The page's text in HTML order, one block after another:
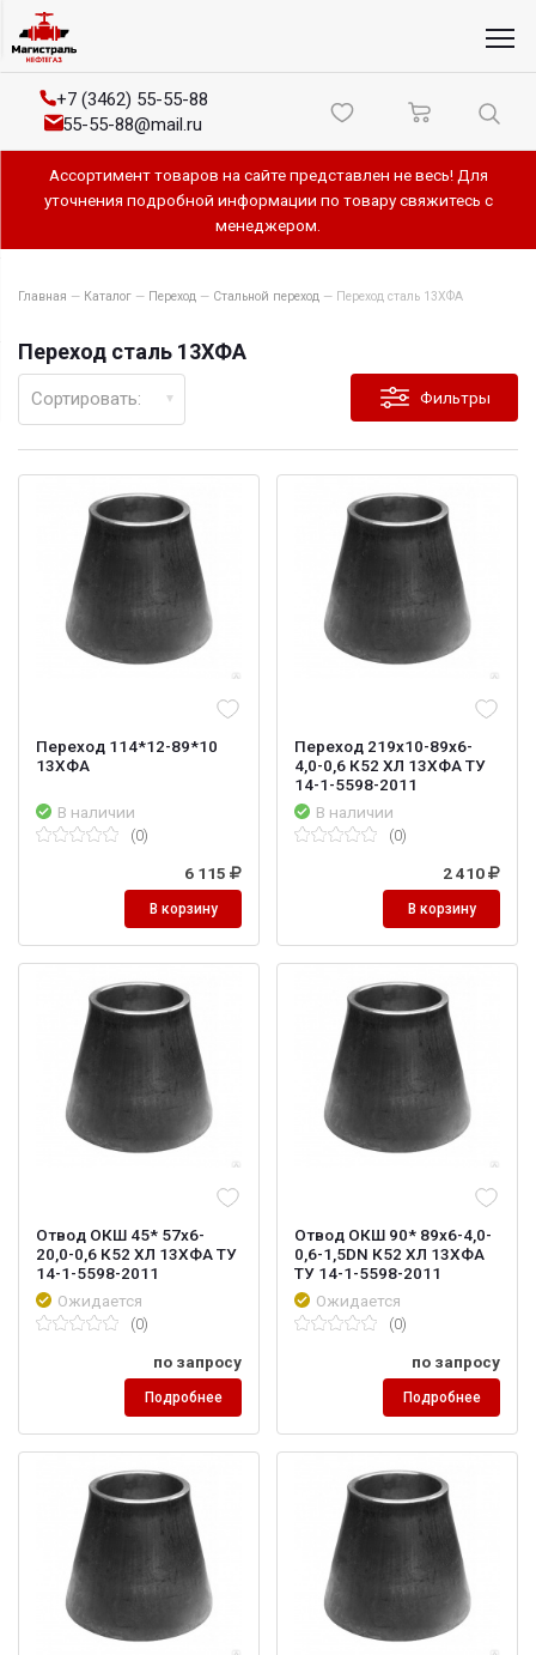
+7 (3462) 55-55-88
55-55-88@mail.ru
Ассортимент товаров на сайте представлен не весь! Для
уточнения подробной информации по товару свяжитесь с
менеджером.
Главная — Каталог — Переход — Стальной переход — Переход сталь 13ХФА
Переход сталь 13ХФА
Фильтры
Сортировать:
Переход 114*12-89*10
13ХФА
В наличии
(0)
6 115
В корзину
Переход 219х10-89х6-
4,0-0,6 К52 ХЛ 13ХФА ТУ
14-1-5598-2011
В наличии
(0)
2 410
В корзину
Отвод ОКШ 45* 57х6-
20,0-0,6 К52 ХЛ 13ХФА ТУ
14-1-5598-2011
Ожидается
(0)
по запросу
Подробнее
Отвод ОКШ 90* 89х6-4,0-
0,6-1,5DN К52 ХЛ 13ХФА
ТУ 14-1-5598-2011
Ожидается
(0)
по запросу
Подробнее